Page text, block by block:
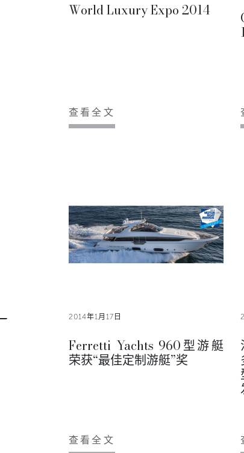
World Luxury Expo 2014
查看全文
2014年1月17日
Ferretti Yachts 960型游艇
荣获“最佳定制游艇”奖
查看全文